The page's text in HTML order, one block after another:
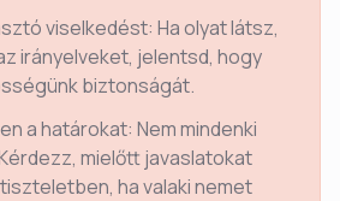
viselkedést: Ha olyat látsz,
irányelveket, jelentsd, hogy
biztonságát.
a határokat: Nem mindenki
mielőtt javaslatokat
ha valaki nemet